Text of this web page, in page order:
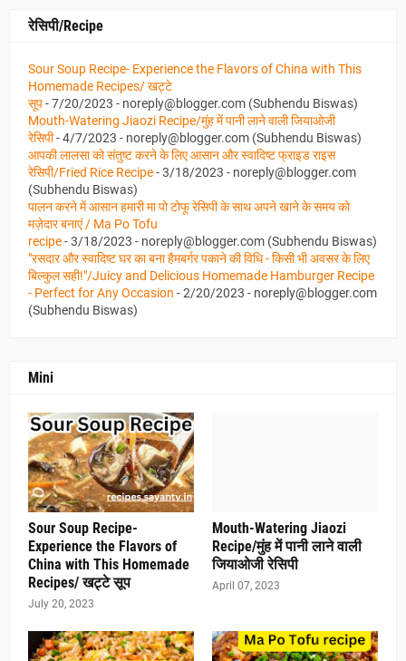
रेसिपी/Recipe
Sour Soup Recipe- Experience the Flavors of China with This
Homemade Recipes/ खट्टे
सूप- 7/20/2023 - noreply@blogger.com (Subhendu Biswas)
Mouth-Watering Jiaozi Recipe/मुंह में पानी लाने वाली जियाओजी
रेसिपी- 4/7/2023 - noreply@blogger.com (Subhendu Biswas)
आपकी लालसा को संतुष्ट करने के लिए आसान और स्वादिष्ट फ्राइड राइस
रेसिपी/Fried Rice Recipe- 3/18/2023 - noreply@blogger.com
(Subhendu Biswas)
पालन करने में आसान हमारी मा पो टोफू रेसिपी के साथ अपने खाने के समय को
मज़ेदार बनाएं / Ma Po Tofu
recipe- 3/18/2023 - noreply@blogger.com (Subhendu Biswas)
"रसदार और स्वादिष्ट घर का बना हैमबर्गर पकाने की विधि - किसी भी अवसर के लिए
बिल्कुल सही!"/Juicy and Delicious Homemade Hamburger Recipe
- Perfect for Any Occasion - 2/20/2023 - noreply@blogger.com
(Subhendu Biswas)
Mini
Sour Soup Recipe-
Experience the Flavors of
China with This Homemade
Recipes/ खट्टे सूप
July 20, 2023
Mouth-Watering Jiaozi
Recipe/मुंह में पानी लाने वाली
जियाओजी रेसिपी
April 07, 2023